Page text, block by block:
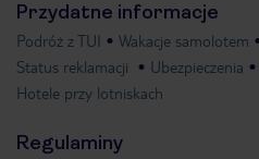
Przydatne informacje
Podróż z TUI Wakacje samolotem
Status reklamacji
Ubezpieczenia
Hotele przy lotniskach
Regulaminy